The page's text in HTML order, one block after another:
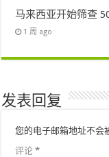
马来西亚开始筛查
1 周 ago
发表回复
您的电子邮箱地址不会
评论*